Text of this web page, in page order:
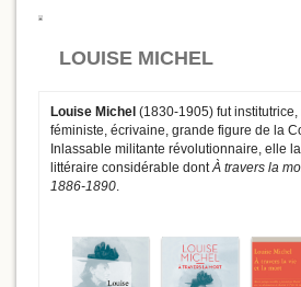
LOUISE MICHEL
Louise Michel (1830-1905) fut
féministe, écrivaine, grande figure de la
Inlassable militante révolutionnaire, elle
littéraire considérable dontÀ travers la
1886-1890.